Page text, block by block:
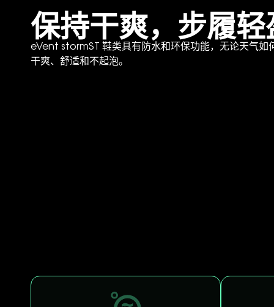
保持干爽，步履
eVent stormST 鞋类具有防水和环保功能，无论天气如
干爽、舒适和不起泡。